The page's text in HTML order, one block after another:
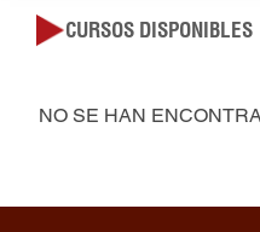
CURSOS DISPONIBLES
NO SE HAN